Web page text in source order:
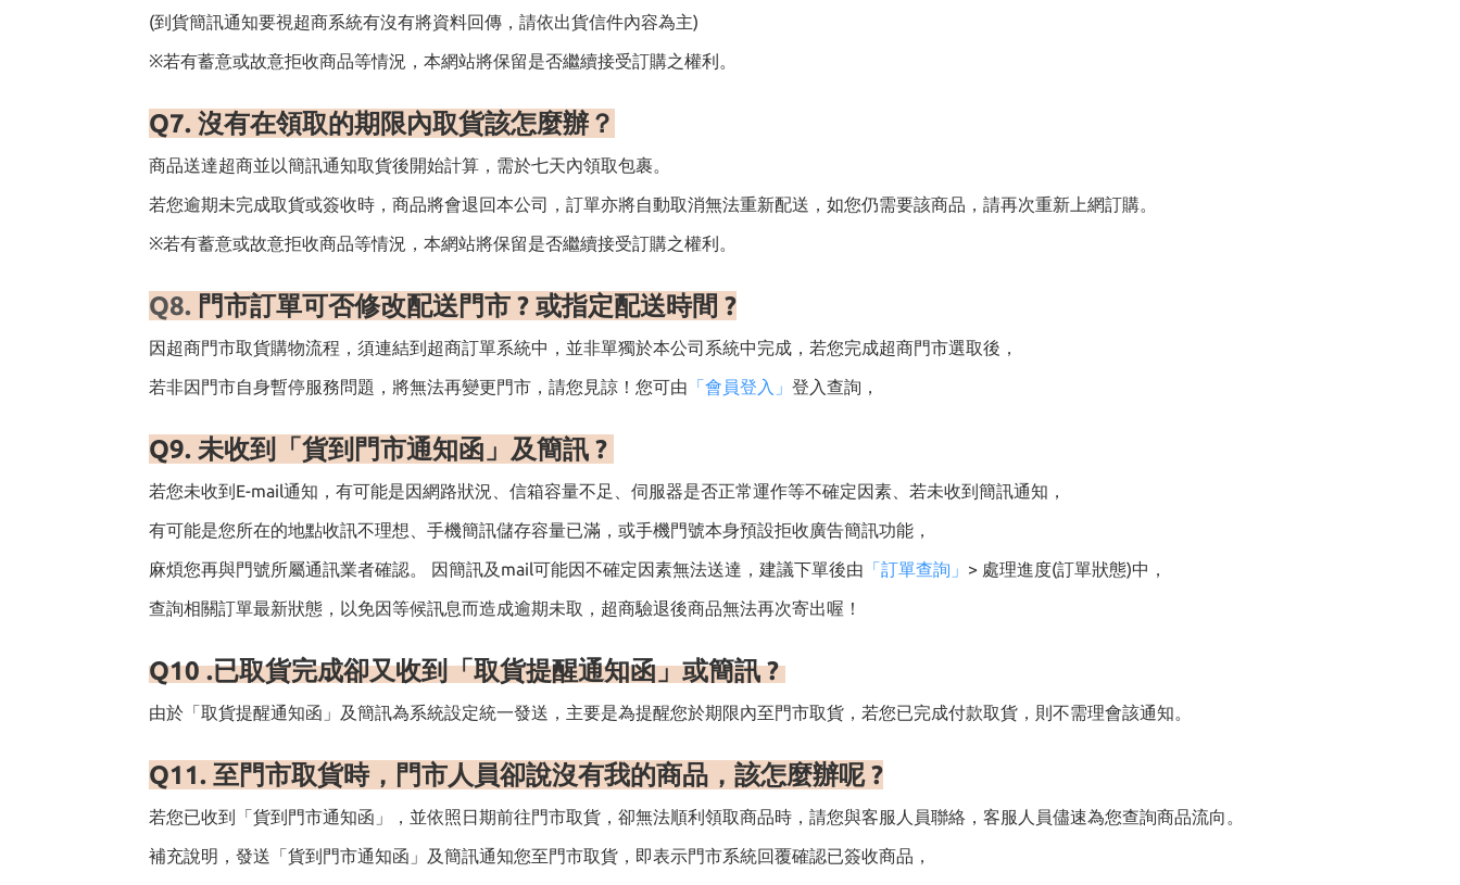
(到貨簡訊通知要視超商系統有沒有將資料回傳，請依出貨信件內容為主)
※若有蓄意或故意拒收商品等情況，本網站將保留是否繼續接受訂購之權利。
Q7. 沒有在領取的期限內取貨該怎麼辦 ？
商品送達超商並以簡訊通知取貨後開始計算，需於七天內領取包裹。
若您逾期未完成取貨或簽收時，商品將會退回本公司，訂單亦將自動取消無法重新配送，如您仍需要該商品，請再次重新上網訂購。
※若有蓄意或故意拒收商品等情況，本網站將保留是否繼續接受訂購之權利。
Q8. 門市訂單可否修改配送門市 ? 或指定配送時間 ?
因超商門市取貨購物流程，須連結到超商訂單系統中，並非單獨於本公司系統中完成，若您完成超商門市選取後，
若非因門市自身暫停服務問題，將無法再變更門市，請您見諒！您可由 「會員登入」 登入查詢，
Q9. 未收到「貨到門市通知函」及簡訊 ?
若您未收到E-mail通知，有可能是因網路狀況、信箱容量不足、伺服器是否正常運作等不確定因素、若未收到簡訊通知，
有可能是您所在的地點收訊不理想、手機簡訊儲存容量已滿，或手機門號本身預設拒收廣告簡訊功能，
麻煩您再與門號所屬通訊業者確認。 因簡訊及mail可能因不確定因素無法送達，建議下單後由 「訂單查詢」 > 處理進度(訂單狀態)中，
查詢相關訂單最新狀態，以免因等候訊息而造成逾期未取，超商驗退後商品無法再次寄出喔！
Q10 .已取貨完成卻又收到「取貨提醒通知函」或簡訊?
由於「取貨提醒通知函」及簡訊為系統設定統一發送，主要是為提醒您於期限內至門市取貨，若您已完成付款取貨，則不需理會該通知。
Q11. 至門市取貨時，門市人員卻說沒有我的商品，該怎麼辦呢?
若您已收到「貨到門市通知函」，並依照日期前往門市取貨，卻無法順利領取商品時，請您與客服人員聯絡，客服人員儘速為您查詢商品流向。
補充說明，發送「貨到門市通知函」及簡訊通知您至門市取貨，即表示門市系統回覆確認已簽收商品，